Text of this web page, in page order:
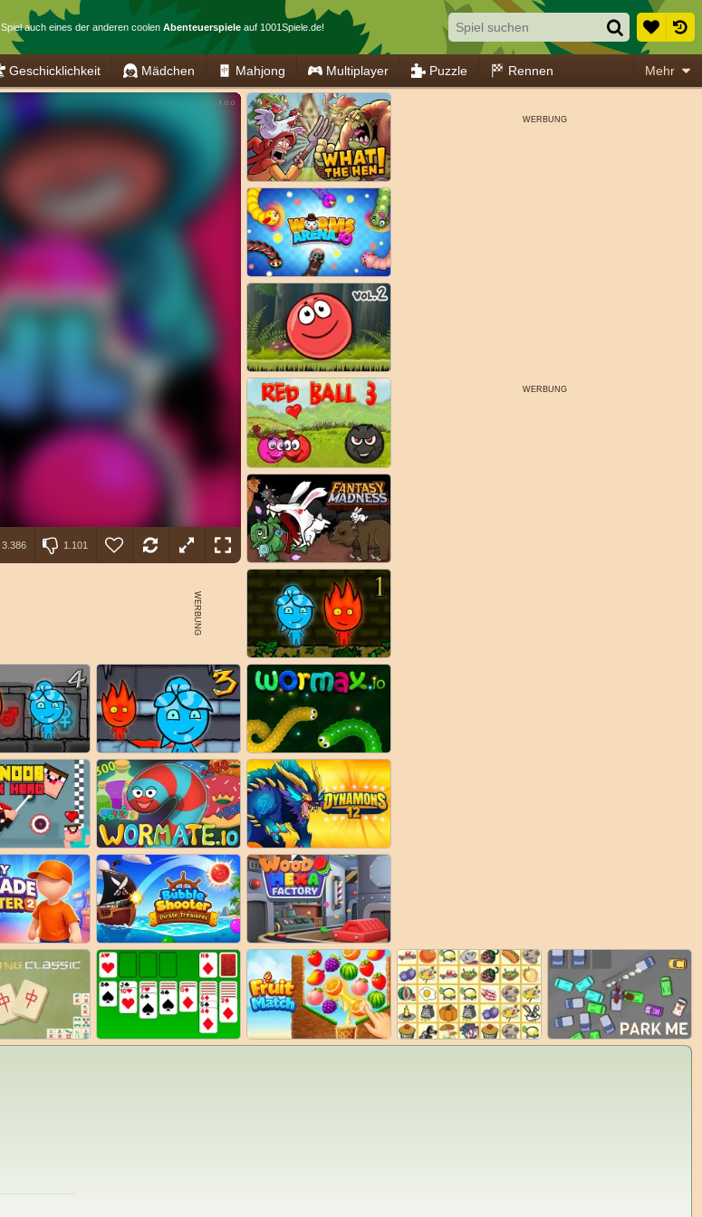
. Spiel auch eines der anderen coolen Abenteuerspiele auf 1001Spiele.de!
Geschicklichkeit Mädchen Mahjong Multiplayer Puzzle Rennen Mehr
3.386 1.101